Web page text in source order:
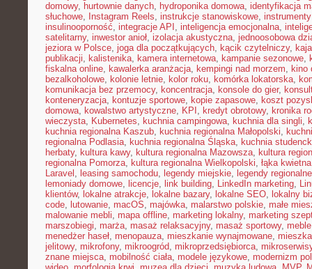
domowy, hurtownie danych, hydroponika domowa, identyfikacja
słuchowe, Instagram Reels, instrukcje stanowiskowe,
insulinooporność, integracje API , inteligencja emocjonalna,
satelitarny, inwestor anioł, izolacja akustyczna, jednoosobowa
jeziora w Polsce, joga dla początkujących, kącik czytelniczy,
publikacji, kalistenika, kamera internetowa, kampanie sezonowe,
fiskalna online, kawalerka aranżacja, kempingi nad morzem, kino
bezalkoholowe, kolonie letnie, kolor roku, komórka lokatorska,
komunikacja bez przemocy, koncentracja, konsole do gier,
konteneryzacja, kontuzje sportowe, kopie zapasowe, koszt
domowa, kowalstwo artystyczne, KPI , kredyt obrotowy, kronika
wieczysta, Kubernetes, kuchnia campingowa, kuchnia dla singli,
kuchnia regionalna Kaszub, kuchnia regionalna Małopolski,
regionalna Podlasia, kuchnia regionalna Śląska, kuchnia
herbaty, kultura kawy, kultura regionalna Mazowsza, kultura
regionalna Pomorza, kultura regionalna Wielkopolski, łąka kwietna
Laravel , leasing samochodu, legendy miejskie, legendy regionalne
lemoniady domowe, licencje, link building, LinkedIn marketing,
klientów, lokalne atrakcje, lokalne bazary, lokalne SEO, lokalny
code, lutowanie, macOS, majówka, malarstwo polskie, małe
malowanie mebli, mapa offline, marketing lokalny, marketing
marszobiegi, marża, masaż relaksacyjny, masaż sportowy,
menedżer haseł, menopauza, mieszkanie wynajmowane,
jelitowy, mikrofony, mikroogród, mikroprzedsiębiorca,
znane miejsca, mobilność ciała, modele językowe, modernizm